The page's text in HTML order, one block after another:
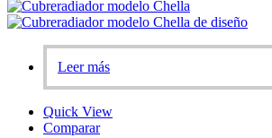
Leer más
Quick View
Comparar